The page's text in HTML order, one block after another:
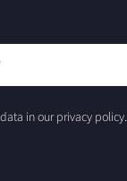
in our privacy policy.